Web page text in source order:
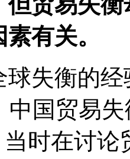
有关。
球失衡的
中国贸易
当时在讨